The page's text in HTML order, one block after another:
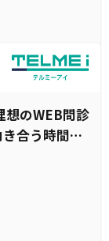
想のWEB問診
合う時間の